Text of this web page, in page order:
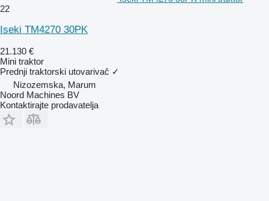
22
Iseki TM4270 30PK
21.130 €
Mini traktor
Prednji traktorski utovarivač ✓
Nizozemska, Marum
Noord Machines BV
Kontaktirajte prodavatelja